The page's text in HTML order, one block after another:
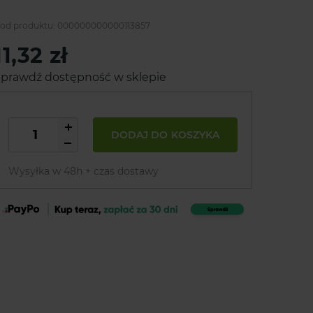
produktu: 000000000000113857
zł
dostępność w sklepie
DODAJ DO KOSZYKA
Wysyłka w 48h + czas dostawy